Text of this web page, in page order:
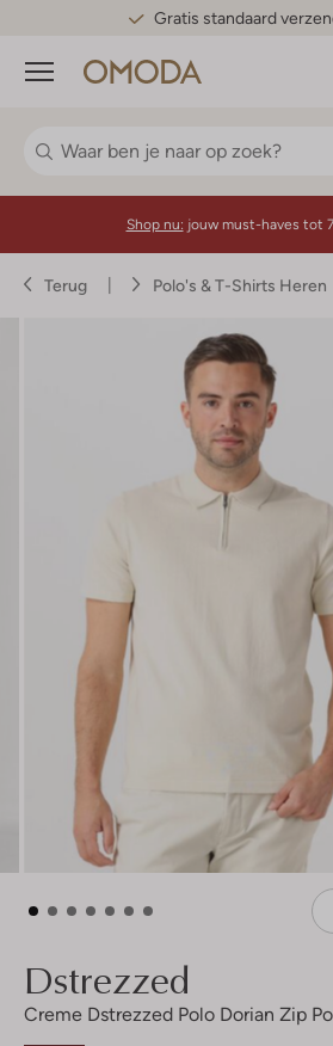
Gratis standaard
Menu
Shop nu: jouw must-haves tot
Terug Polo's & T-Shirts Heren
Dstrezzed
Creme Dstrezzed Polo Dorian Zip